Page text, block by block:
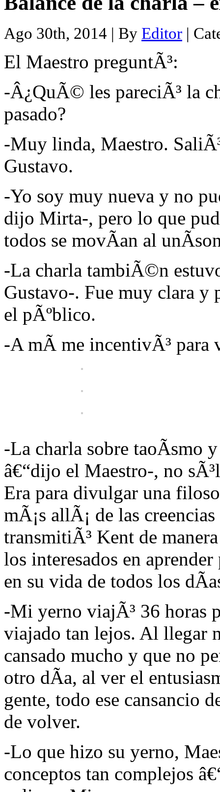
Ago 30th, 2014 | By Editor |
El Maestro preguntÃ³:
-Â¿QuÃ© les pareciÃ³ la
pasado?
-Muy linda, Maestro.
Gustavo.
-Yo soy muy nueva y no
dijo Mirta-, pero lo que
todos se movÃ­an al
-La charla tambiÃ©n
Gustavo-. Fue muy clara y
el pÃºblico.
-A mÃ­ me incentivÃ³ para
-La charla sobre taoÃ­smo
â€“dijo el Maestro-, no
Era para divulgar una
mÃ¡s allÃ¡ de las
transmitiÃ³ Kent de
los interesados en
en su vida de todos los
-Mi yerno viajÃ³ 36 horas
viajado tan lejos. Al llegar
cansado mucho y que no
otro dÃ­a, al ver el
gente, todo ese cansancio
de volver.
-Lo que hizo su yerno,
conceptos tan complejos